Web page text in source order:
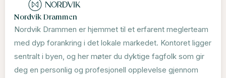
Nordvik Drammen
Nordvik Drammen er hjemmet til et erfarent meglerteam
med dyp forankring i det lokale markedet. Kontoret ligger
sentralt i byen, og her møter du dyktige fagfolk som gir
deg en personlig og profesjonell opplevelse gjennom